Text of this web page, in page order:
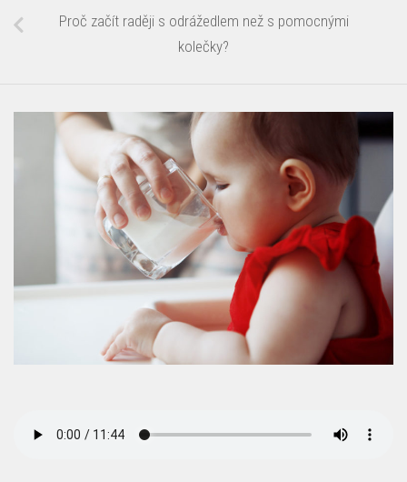
Proč začít raději s odrážedlem než s pomocnými
kolečky?